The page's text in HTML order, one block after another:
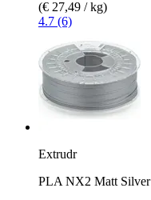
(€ 27,49 / kg)
4.7 (6)
Extrudr
PLA NX2 Matt Silver